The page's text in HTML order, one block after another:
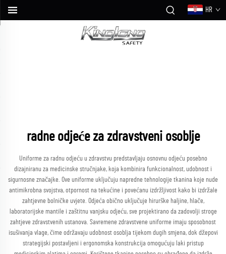
HR
radne odjeće za zdravstveni osoblje
Uniforme za radnu odjeću u zdravstvu predstavljaju osnovnu odjeću posebno
dizajniranu za medicinske stručnjake, koja kombinira funkcionalnost, udobnost i
sigurnosne značajke. Ove uniforme uključuju napredne tehnologije tkanina koje nude
antimikrobna svojstva, otpornost na tekućine i povećanu izdržljivost kako bi izdržale
zahtjevne bolničke uvjete. Odjeća obično uključuje hirurške haljine, hlače,
laboratorijske mantile i zaštitnu vanjsku odjeću, sve projektirano da zadovolji stroge
zahtjeve zdravstvenih ustanova. Savremene zdravstvene uniforme imaju sposobnost
isušivanja vlage, čime održavaju udobnost osoblja tijekom dugih smjena, dok džepovi
strategijski postavljeni i ergonomska konstrukcija omogućuju laki pristup